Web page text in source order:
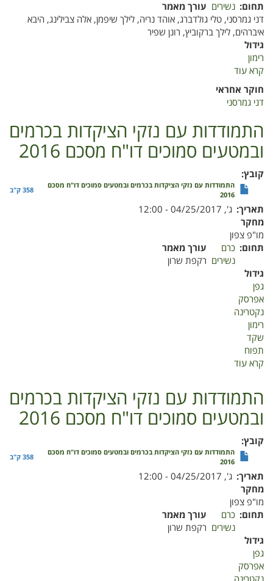
תחום נשירים עורך מאמר
דני גמרסני, טלי גולדברג, אוהד נריה, לילך שיפמן, אלה צבילינג, היבא
איברהים, לילך ברקוביץ, רונן שפיר
גידול
רימון
קרא עוד
באחסון
רימון
דוח
ניסויים
לעונת
חוקר אחראי
דני גמרסני
התמודדות עם נזקי הציקדות בכרמים
ובמטעים סמוכים דו"ח מסכם 2016
קובץ
התמודדות עם נזקי הציקדות בכרמים ובמטעים סמוכים דו"ח מסכם
2016
358 ק"ב
תאריך ג', 04/25/2017 - 12:00
מחקר
מו"פ צפון
תחום
כרם
נשירים
עורך מאמר
רקפת שרון
גידול
גפן
אפרסק
נקטרינה
רימון
שקד
תפוח
קרא עוד
נזקי
הציקדות
בכרמים
סמוכים
דו"ח
מסכם
התמודדות עם נזקי הציקדות בכרמים
ובמטעים סמוכים דו"ח מסכם 2016
קובץ
התמודדות עם נזקי הציקדות בכרמים ובמטעים סמוכים דו"ח מסכם
2016
358 ק"ב
תאריך ג', 04/25/2017 - 12:00
מחקר
מו"פ צפון
תחום
כרם
נשירים
עורך מאמר
רקפת שרון
גידול
גפן
אפרסק